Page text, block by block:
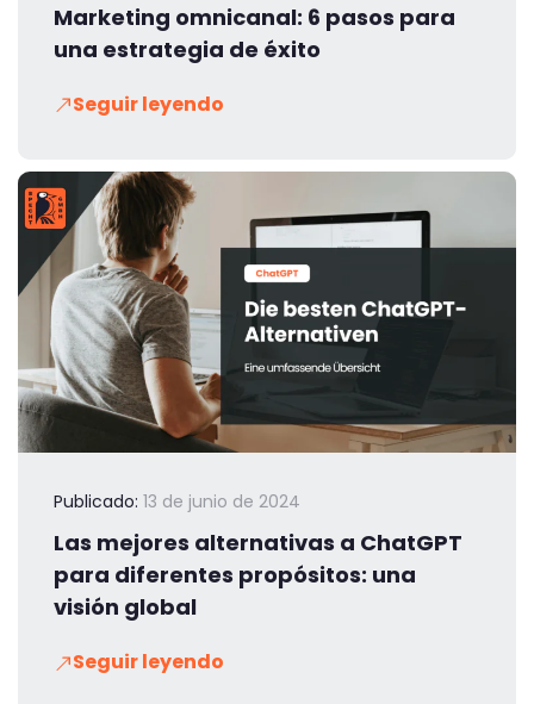
Marketing omnicanal: 6 pasos para
una estrategia de éxito
Seguir leyendo
Publicado: 13 de junio de 2024
Las mejores alternativas a ChatGPT
para diferentes propósitos: una
visión global
Seguir leyendo